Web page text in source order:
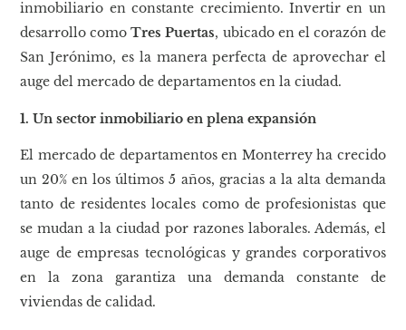
inmobiliario en constante crecimiento. Invertir en un
desarrollo comoTres Puertas, ubicado en el corazón de
San Jerónimo, es la manera perfecta de aprovechar el
auge del mercado de departamentos en la ciudad.
1. Un sector inmobiliario en plena expansión
El mercado de departamentos en Monterrey ha crecido
un 20% en los últimos 5 años, gracias a la alta demanda
tanto de residentes locales como de profesionistas que
se mudan a la ciudad por razones laborales. Además, el
auge de empresas tecnológicas y grandes corporativos
en la zona garantiza una demanda constante de
viviendas de calidad.